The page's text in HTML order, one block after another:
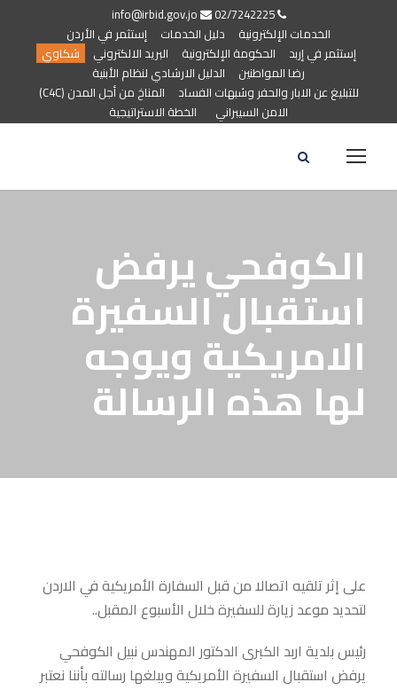
02/7242225
الخدمات الإلكترونية
دليل الخدمات
إستثمر في الأردن
إستثمر في إربد
الحكومة الإلكترونية البريد الالكتروني
شكاوي
رضا المواطنين
الدليل الارشادي لنظام الأبنية
للتبليغ عن الابار والحفر وشبهات الفساد
المناخ من أجل المدن (C4C)
الامن السيبراني
الخطة الاستراتيجية
الكوفحي يرفض
استقبال السفيرة
الامريكية ويوجه
لها هذه الرسالة
على إثر تلقيه اتصالا من قبل السفارة الأمريكية في الاردن
لتحديد موعد زيارة للسفيرة خلال الأسبوع المقبل..
رئيس بلدية اربد الكبرى الدكتور المهندس نبيل الكوفحي
يرفض استقبال السفيرة الأمريكية ويبلغها رسالته بأننا نعتبر